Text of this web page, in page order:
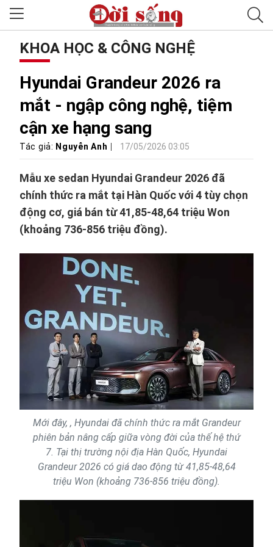
KHOA HỌC & CÔNG NGHỆ
Hyundai Grandeur 2026 ra
mắt - ngập công nghệ, tiệm
cận xe hạng sang
Tác giả: Nguyễn Anh 17/05/2026 03:05
Mẫu xe sedan Hyundai Grandeur 2026 đã
chính thức ra mắt tại Hàn Quốc với 4 tùy chọn
động cơ, giá bán từ 41,85-48,64 triệu Won
(khoảng 736-856 triệu đồng).
Mới đây, , Hyundai đã chính thức ra mắt Grandeur
phiên bản nâng cấp giữa vòng đời của thế hệ thứ
7. Tại thị trường nội địa Hàn Quốc, Hyundai
Grandeur 2026 có giá dao động từ 41,85-48,64
triệu Won (khoảng 736-856 triệu đồng).